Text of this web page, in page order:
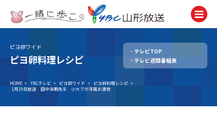
テレビ
TV
ラジオ
Radio
ピヨ卵ワイド
ピヨ卵料理レシピ
テレビTOP
テレビ週間番組表
HOME > YBCテレビ > ピヨ卵ワイド > ピヨ卵料理レシピ >
1月29日放送 田中浩明先生 小カブの洋風お漬物